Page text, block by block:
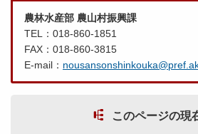
農林水産部 農山村振興課
TEL：018-860-1851
FAX：018-860-3815
E-mail：
このページの現